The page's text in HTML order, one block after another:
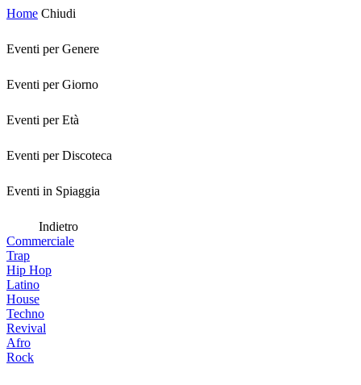
Home Chiudi
Eventi per Genere
Eventi per Giorno
Eventi per Età
Eventi per Discoteca
Eventi in Spiaggia
Indietro
Commerciale
Trap
Hip Hop
Latino
House
Techno
Revival
Afro
Rock